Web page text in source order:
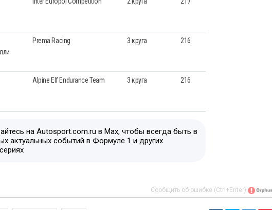
Prema Racing 3 круга 216
Alpine Elf Endurance Team 3 круга 216
на Autosport.com.ru в Max, чтобы всегда быть в
актуальных событий в Формуле 1 и других
Сообщить об ошибке (Ctrl+Enter)